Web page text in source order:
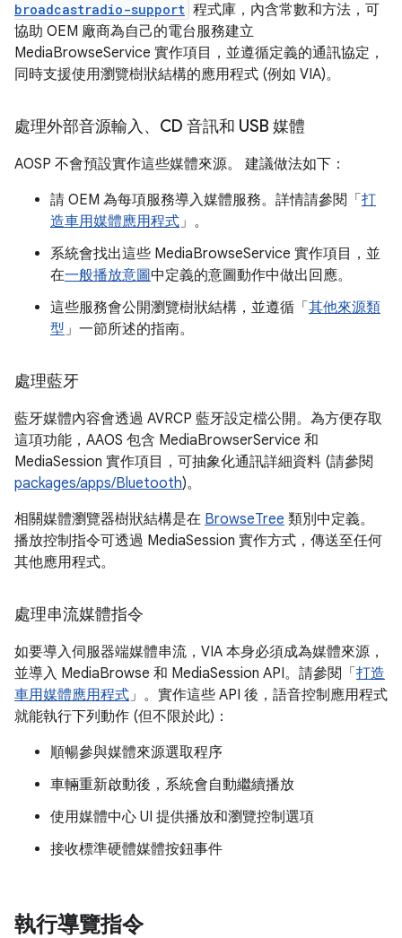
broadcastradio-support 程式庫，內含常數和方法，可
協助 OEM 廠商為自己的電台服務建立
MediaBrowseService 實作項目，並遵循定義的通訊協定，
同時支援使用瀏覽樹狀結構的應用程式 (例如 VIA)。
處理外部音源輸入、CD 音訊和 USB 媒體
AOSP 不會預設實作這些媒體來源。 建議做法如下：
請 OEM 為每項服務導入媒體服務。詳情請參閱「 打
造車用媒體應用程式」。
系統會找出這些 MediaBrowseService 實作項目，並
在一般播放意圖中定義的意圖動作中做出回應。
這些服務會公開瀏覽樹狀結構，並遵循「 其他來源類
型」一節所述的指南。
處理藍牙
藍牙媒體內容會透過 AVRCP 藍牙設定檔公開。為方便存取
這項功能，AAOS 包含 MediaBrowserService 和
MediaSession 實作項目，可抽象化通訊詳細資料 (請參閱
packages/apps/Bluetooth)。
相關媒體瀏覽器樹狀結構是在 BrowseTree 類別中定義。
播放控制指令可透過 MediaSession 實作方式，傳送至任何
其他應用程式。
處理串流媒體指令
如要導入伺服器端媒體串流，VIA 本身必須成為媒體來源，
並導入 MediaBrowse 和 MediaSession API。請參閱「 打造
車用媒體應用程式」。實作這些 API 後，語音控制應用程式
就能執行下列動作 (但不限於此)：
順暢參與媒體來源選取程序
車輛重新啟動後，系統會自動繼續播放
使用媒體中心 UI 提供播放和瀏覽控制選項
接收標準硬體媒體按鈕事件
執行導覽指令